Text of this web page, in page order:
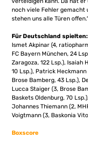
noch viele Fehler gemacht
stehen uns alle Türen offen.“
Für Deutschland spielten:
Ismet Akpinar (4,
FC Bayern München, 24
Zaragoza, 122 Lsp.), Isaiah
10 Lsp.), Patrick Heckmann
Brose Bamberg, 43 Lsp.),
Lucca Staiger (3, Brose
Baskets Oldenburg, 70
Johannes Thiemann (2,
Voigtmann (3, Baskonia
Boxscore